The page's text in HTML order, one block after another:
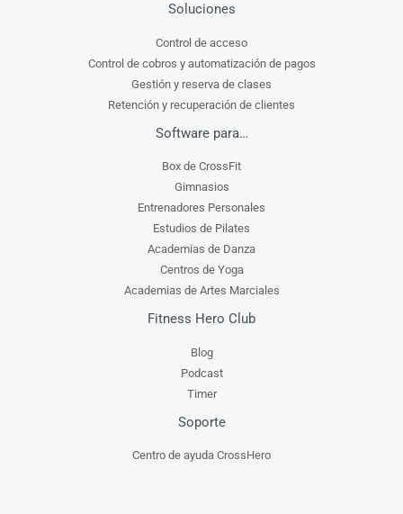
Soluciones
Control de acceso
Control de cobros y automatización de pagos
Gestión y reserva de clases
Retención y recuperación de clientes
Software para…
Box de CrossFit
Gimnasios
Entrenadores Personales
Estudios de Pilates
Academias de Danza
Centros de Yoga
Academias de Artes Marciales
Fitness Hero Club
Blog
Podcast
Timer
Soporte
Centro de ayuda CrossHero